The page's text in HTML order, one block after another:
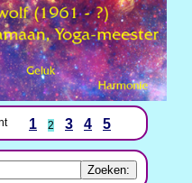
1 2 3 4 5